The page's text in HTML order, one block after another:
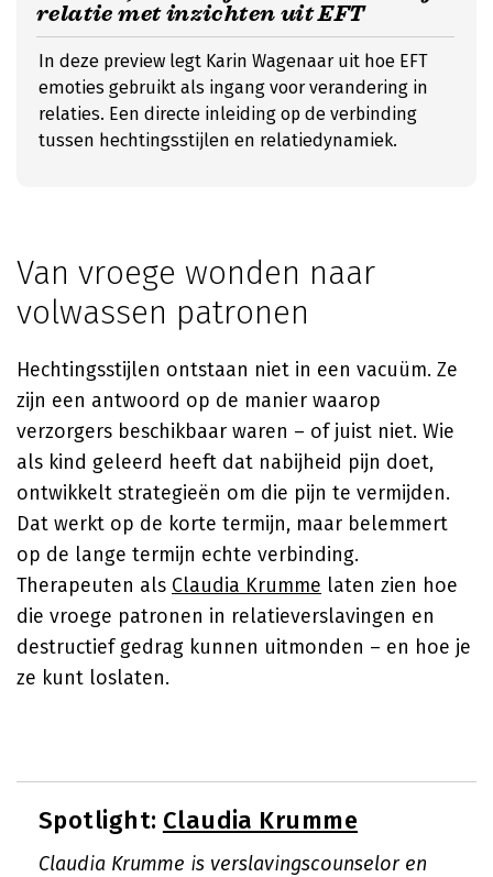
relatie met inzichten uit EFT
In deze preview legt Karin Wagenaar uit hoe EFT
emoties gebruikt als ingang voor verandering in
relaties. Een directe inleiding op de verbinding
tussen hechtingsstijlen en relatiedynamiek.
Van vroege wonden naar
volwassen patronen
Hechtingsstijlen ontstaan niet in een vacuüm. Ze
zijn een antwoord op de manier waarop
verzorgers beschikbaar waren – of juist niet. Wie
als kind geleerd heeft dat nabijheid pijn doet,
ontwikkelt strategieën om die pijn te vermijden.
Dat werkt op de korte termijn, maar belemmert
op de lange termijn echte verbinding.
Therapeuten als Claudia Krumme laten zien hoe
die vroege patronen in relatieverslavingen en
destructief gedrag kunnen uitmonden – en hoe je
ze kunt loslaten.
Spotlight: Claudia Krumme
Claudia Krumme is verslavingscounselor en